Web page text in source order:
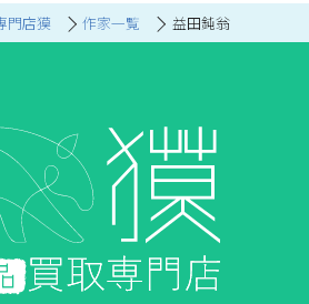
門店獏 作家一覧 益田鈍翁